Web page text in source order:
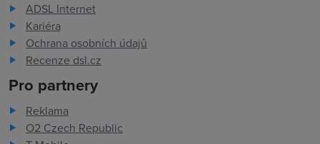
ADSL Internet
Kariéra
Ochrana osobních údajů
Recenze dsl.cz
Pro partnery
Reklama
O2 Czech Republic